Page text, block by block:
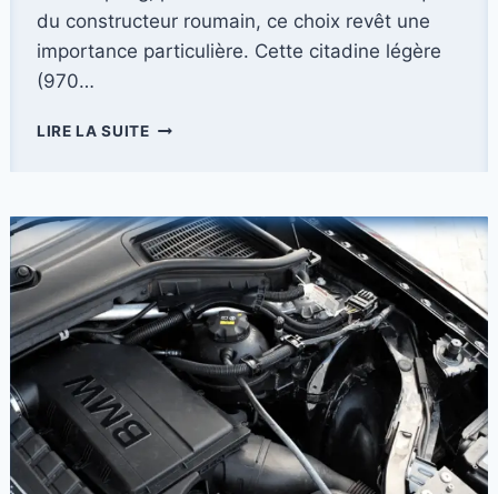
du constructeur roumain, ce choix revêt une
importance particulière. Cette citadine légère
(970…
LIRE LA SUITELES
POUR
DACIA
SPRING
:
GUIDE
PRATIQUE
ET
CONSEILS
D’UTILISATION